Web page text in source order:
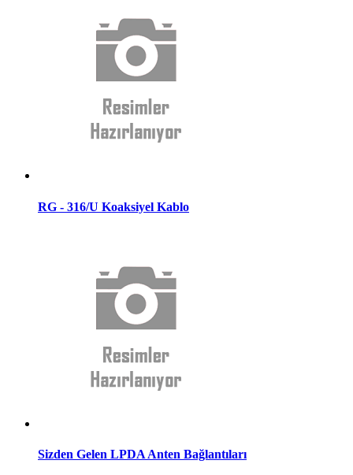
RG - 316/U Koaksiyel Kablo
Sizden Gelen LPDA Anten Bağlantıları